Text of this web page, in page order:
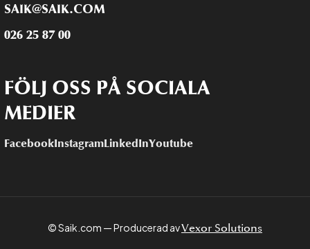
SAIK@SAIK.COM
026 25 87 00
FÖLJ OSS PÅ SOCIALA
MEDIER
FacebookInstagramLinkedInYoutube
© Saik.com — Producerad avVexor Solutions